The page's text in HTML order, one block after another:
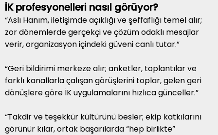
İK profesyonelleri nasıl görüyor?
“Aslı Hanım, iletişimde açıklığı ve şeffaflığı temel alır;
zor dönemlerde gerçekçi ve çözüm odaklı mesajlar
verir, organizasyon içindeki güveni canlı tutar.”
“Geri bildirimi merkeze alır; anketler, toplantılar ve
farklı kanallarla çalışan görüşlerini toplar, gelen geri
dönüşlere göre İK uygulamalarını hızlıca günceller.”
“Takdir ve teşekkür kültürünü besler; ekip katkılarını
görünür kılar, ortak başarılarda “hep birlikte”